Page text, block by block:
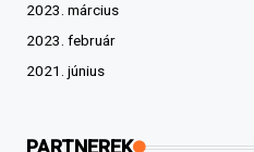
2023. március
2023. február
2021. június
PARTNEREK